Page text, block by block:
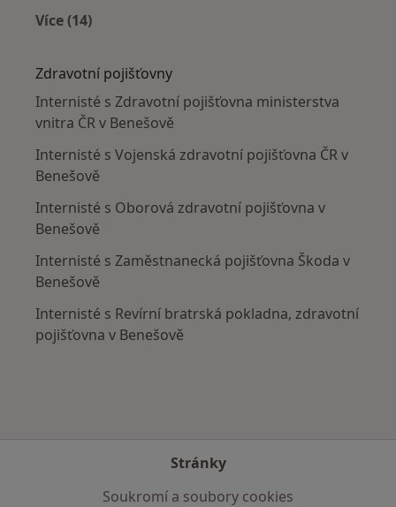
Více (14)
Zdravotní pojišťovny
Internisté s Zdravotní pojišťovna ministerstva
vnitra ČR v Benešově
Internisté s Vojenská zdravotní pojišťovna ČR v
Benešově
Internisté s Oborová zdravotní pojišťovna v
Benešově
Internisté s Zaměstnanecká pojišťovna Škoda v
Benešově
Internisté s Revírní bratrská pokladna, zdravotní
pojišťovna v Benešově
Stránky
Soukromí a soubory cookies